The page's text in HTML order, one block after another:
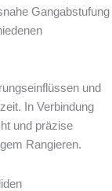
Gangabstufung
und
In Verbindung
und präzise
Rangieren.